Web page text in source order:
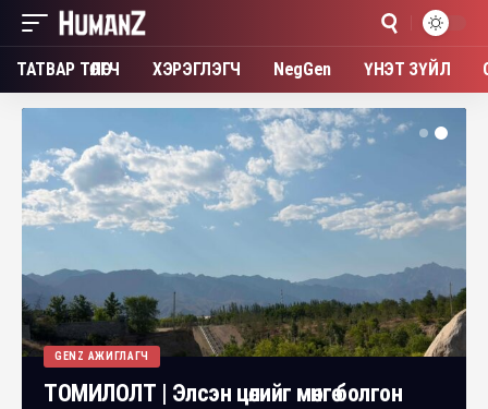
ТАТВАР ТӨЛӨГЧ ХЭРЭГЛЭГЧ NegGen ҮНЭТ ЗҮЙЛ
GENZ АЖИГЛАГЧ
ТОМИЛОЛТ | Элсэн цөлийг мөнгө болгон